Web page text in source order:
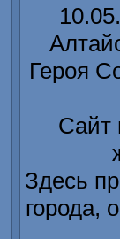
Героя
Сайт
Здесь
города,